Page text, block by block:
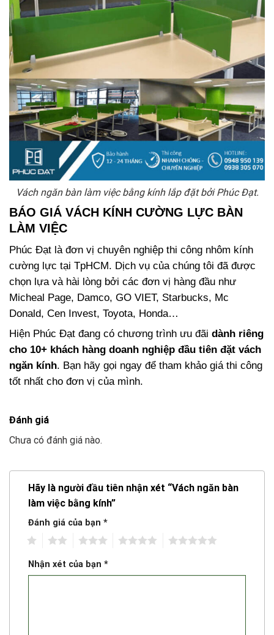
Vách ngăn bàn làm việc bằng kính lắp đặt bởi Phúc Đạt.
BÁO GIÁ VÁCH KÍNH CƯỜNG LỰC BÀN
LÀM VIỆC
Phúc Đạt là đơn vị chuyên nghiệp thi công nhôm kính
cường lực tại TpHCM. Dịch vụ của chúng tôi đã được
chọn lựa và hài lòng bởi các đơn vị hàng đầu như
Micheal Page, Damco, GO VIET, Starbucks, Mc
Donald, Cen Invest, Toyota, Honda…
Hiện Phúc Đạt đang có chương trình ưu đãi dành riêng
cho 10+ khách hàng doanh nghiệp đầu tiên đặt vách
ngăn kính. Bạn hãy gọi ngay để tham khảo giá thi công
tốt nhất cho đơn vị của mình.
Đánh giá
Chưa có đánh giá nào.
Hãy là người đầu tiên nhận xét “Vách ngăn bàn
làm việc bằng kính”
Đánh giá của bạn *
Nhận xét của bạn *